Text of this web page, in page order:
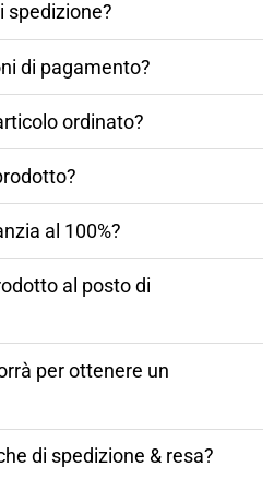
spedizione?
di pagamento?
ordinato?
al 100%?
al posto di
per ottenere un
di spedizione & resa?